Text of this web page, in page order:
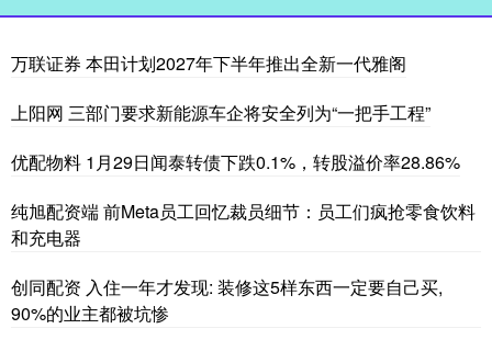
万联证券 本田计划2027年下半年推出全新一代雅阁
上阳网 三部门要求新能源车企将安全列为“一把手工程”
优配物料 1月29日闻泰转债下跌0.1%，转股溢价率28.86%
纯旭配资端 前Meta员工回忆裁员细节：员工们疯抢零食饮料
和充电器
创同配资 入住一年才发现: 装修这5样东西一定要自己买,
90%的业主都被坑惨